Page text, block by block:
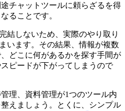
チャットツールに頼らざるを得
ることです。
結しないため、実際のやり取り
います。その結果、情報が複数
どこに何があるかを探す手間が
ピードが下がってしまうので
理、資料管理が1つのツール内
えましょう。とくに、シンプル